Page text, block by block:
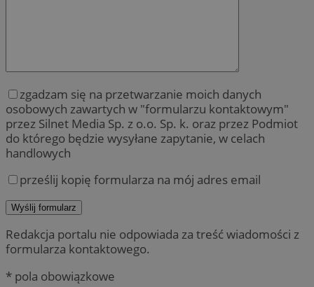
zgadzam się na przetwarzanie moich danych
osobowych zawartych w "formularzu kontaktowym"
przez Silnet Media Sp. z o.o. Sp. k. oraz przez Podmiot
do którego będzie wysyłane zapytanie, w celach
handlowych
prześlij kopię formularza na mój adres email
Redakcja portalu nie odpowiada za treść wiadomości z
formularza kontaktowego.
* pola obowiązkowe